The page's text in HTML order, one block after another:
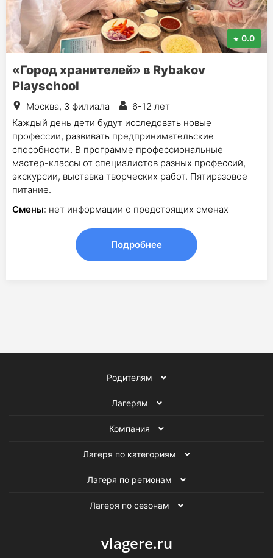
0.0
«Город хранителей» в Rybakov
Playschool
Москва, 3 филиала
6-12 лет
Каждый день дети будут исследовать новые
профессии, развивать предпринимательские
способности. В программе профессиональные
мастер-классы от специалистов разных профессий,
экскурсии, выставка творческих работ. Пятиразовое
питание.
Смены: нет информации о предстоящих сменах
Подробнее
Родителям
Лагерям
Компания
Лагеря по категориям
Лагеря по регионам
Лагеря по сезонам
vlagere.ru